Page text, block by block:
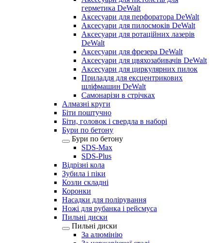
герметика DeWalt
Аксесуари для перфоратора DeWalt
Аксесуари для пилосмоків DeWalt
Аксесуари для ротаційних лазерів
DeWalt
Аксесуари для фрезера DeWalt
Аксесуари для цвяхозабивачів DeWalt
Аксесуари для циркулярних пилок
Приладдя для ексцентрикових
шліфмашин DeWalt
Самонарізи в стрічках
Алмазні круги
Біти поштучно
Біти, головок і свердла в наборі
Бури по бетону
Бури по бетону
SDS-Max
SDS-Plus
Відрізні кола
Зубила і піки
Козли складні
Коронки
Насадки для полірування
Ножі для рубанка і рейсмуса
Пильні диски
Пильні диски
За алюмінію